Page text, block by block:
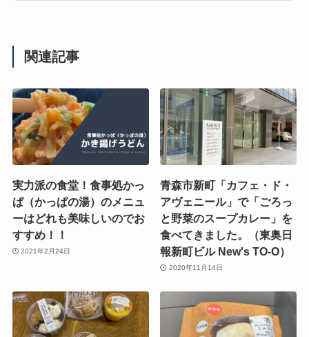
関連記事
実力派の食堂！食事処かっ
ぱ（かっぱの湯）のメニュ
ーはどれも美味しいのでお
すすめ！！
2021年2月24日
青森市新町「カフェ・ド・
アヴェニール」で「ごろっ
と野菜のスープカレー」を
食べてきました。（東奥日
報新町ビル New's TO-O）
2020年11月14日